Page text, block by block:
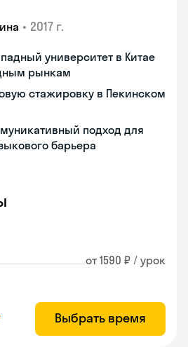
• 2017 г.
университет в Китае
рынкам
стажировку в Пекинском
подход для
барьера
от 1590 ₽ / урок
Выбрать время